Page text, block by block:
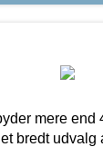
mere end
bredt udvalg